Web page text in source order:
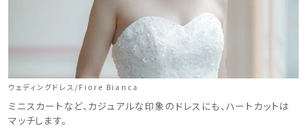
ウェディングドレス/Fiore Bianca
ミニスカートなど、カジュアルな印象のドレスにも、ハートカットは
マッチします。